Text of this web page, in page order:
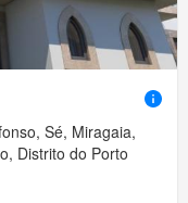
Sé, Miragaia,
Distrito do Porto